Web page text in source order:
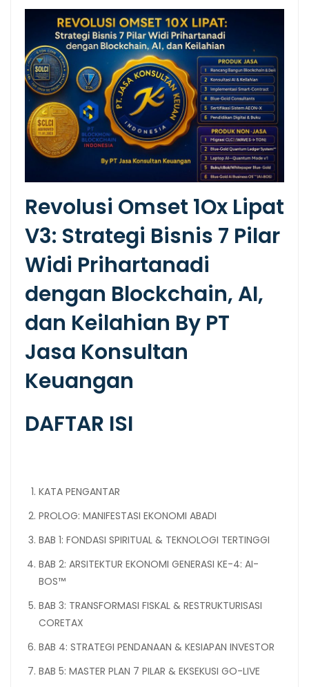
Revolusi Omset 1Ox Lipat
V3: Strategi Bisnis 7 Pilar
Widi Prihartanadi
dengan Blockchain, AI,
dan Keilahian By PT
Jasa Konsultan
Keuangan
DAFTAR ISI
KATA PENGANTAR
PROLOG: MANIFESTASI EKONOMI ABADI
BAB 1: FONDASI SPIRITUAL & TEKNOLOGI TERTINGGI
BAB 2: ARSITEKTUR EKONOMI GENERASI KE-4: AI-
BOS™
BAB 3: TRANSFORMASI FISKAL & RESTRUKTURISASI
CORETAX
BAB 4: STRATEGI PENDANAAN & KESIAPAN INVESTOR
BAB 5: MASTER PLAN 7 PILAR & EKSEKUSI GO-LIVE